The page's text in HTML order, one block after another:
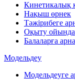
Кинетикалық
Нақыш өрнек
Тәжірибеге
Оқыту
Балаларға
Модельдеу
Модельдеуге